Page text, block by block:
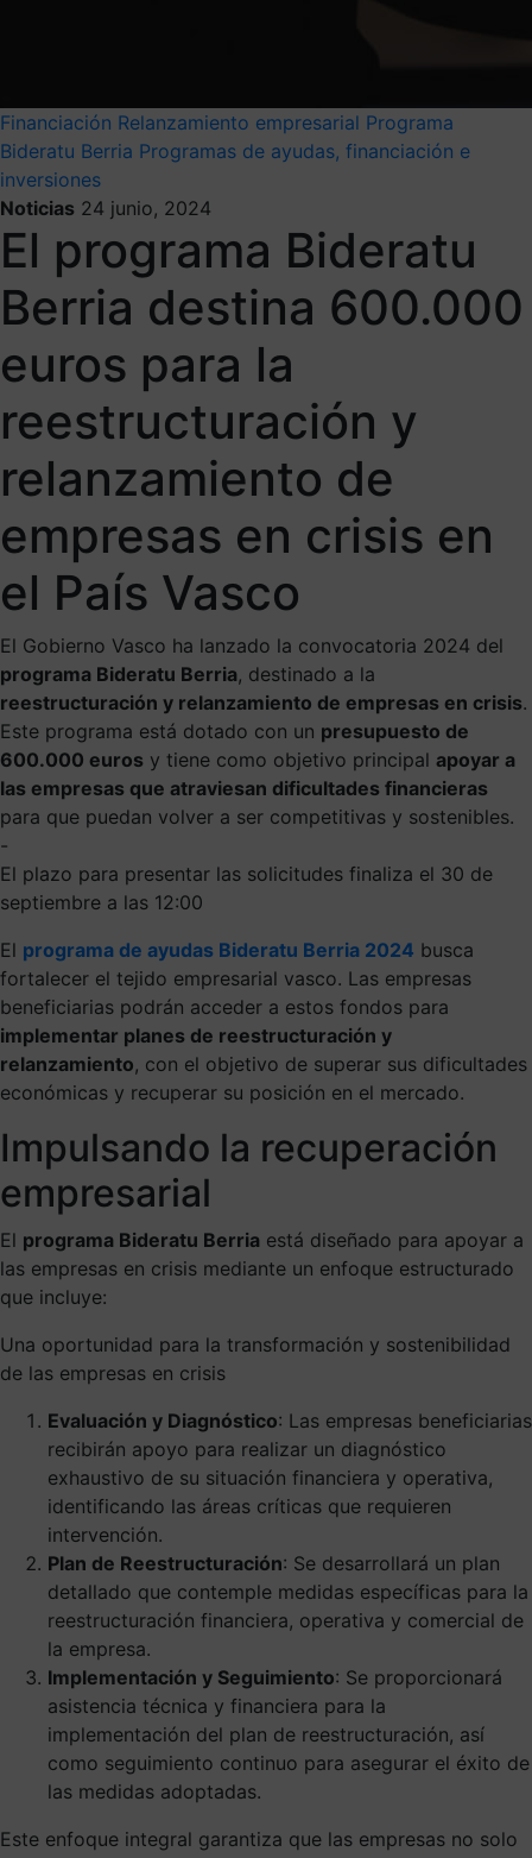
Financiación Relanzamiento empresarial Programa
Bideratu Berria Programas de ayudas, financiación e
inversiones
Noticias 24 junio, 2024
El programa Bideratu
Berria destina 600.000
euros para la
reestructuración y
relanzamiento de
empresas en crisis en
el País Vasco
El Gobierno Vasco ha lanzado la convocatoria 2024 del
programa Bideratu Berria, destinado a la
reestructuración y relanzamiento de empresas en crisis.
Este programa está dotado con un presupuesto de
600.000 euros y tiene como objetivo principal apoyar a
las empresas que atraviesan dificultades financieras
para que puedan volver a ser competitivas y sostenibles.
-
El plazo para presentar las solicitudes finaliza el 30 de
septiembre a las 12:00
El programa de ayudas Bideratu Berria 2024 busca
fortalecer el tejido empresarial vasco. Las empresas
beneficiarias podrán acceder a estos fondos para
implementar planes de reestructuración y
relanzamiento, con el objetivo de superar sus dificultades
económicas y recuperar su posición en el mercado.
Impulsando la recuperación
empresarial
El programa Bideratu Berria está diseñado para apoyar a
las empresas en crisis mediante un enfoque estructurado
que incluye:
Una oportunidad para la transformación y sostenibilidad
de las empresas en crisis
Evaluación y Diagnóstico: Las empresas beneficiarias
recibirán apoyo para realizar un diagnóstico
exhaustivo de su situación financiera y operativa,
identificando las áreas críticas que requieren
intervención.
Plan de Reestructuración: Se desarrollará un plan
detallado que contemple medidas específicas para la
reestructuración financiera, operativa y comercial de
la empresa.
Implementación y Seguimiento: Se proporcionará
asistencia técnica y financiera para la
implementación del plan de reestructuración, así
como seguimiento continuo para asegurar el éxito de
las medidas adoptadas.
Este enfoque integral garantiza que las empresas no solo